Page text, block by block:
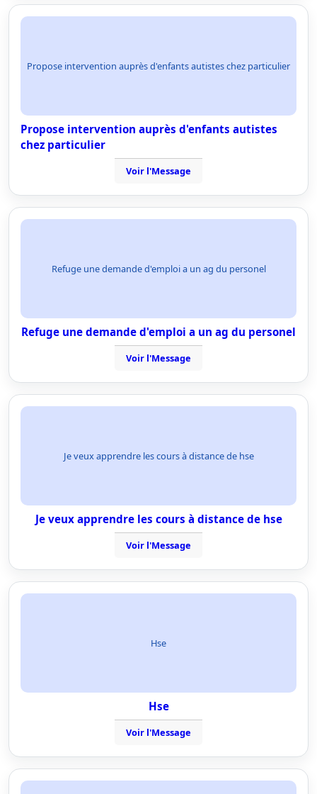
Propose intervention auprès d'enfants autistes chez particulier
Propose intervention auprès d'enfants autistes
chez particulier
Voir l'Message
Refuge une demande d'emploi a un ag du personel
Refuge une demande d'emploi a un ag du personel
Voir l'Message
Je veux apprendre les cours à distance de hse
Je veux apprendre les cours à distance de hse
Voir l'Message
Hse
Hse
Voir l'Message